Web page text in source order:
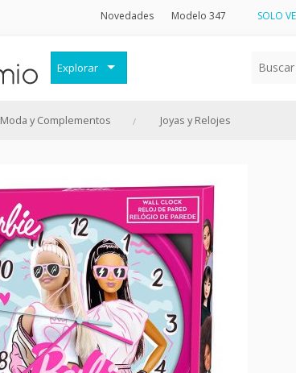
Novedades Modelo 347 SOLO
Explorar
Frases Originales
Merchandising Friki
Moda y Complementos
Invierno
Verano
Outlet
Personajes y marcas
Moda y Complementos Joyas y Relojes